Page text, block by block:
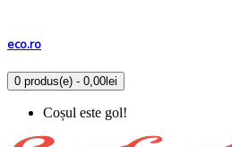
eco.ro
0 produs(e) - 0,00lei
Coșul este gol!